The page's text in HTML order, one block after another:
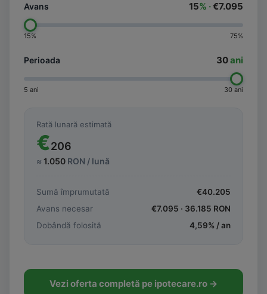
Avans 15% ·€7.095
15% 75%
Perioada 30ani
5 ani 30 ani
Rată lunară estimată
€206
≈ 1.050 RON / lună
Sumă împrumutată €40.205
Avans necesar
€7.095 · 36.185 RON
Dobândă folosită
4,59% / an
Vezi oferta completă pe ipotecare.ro →